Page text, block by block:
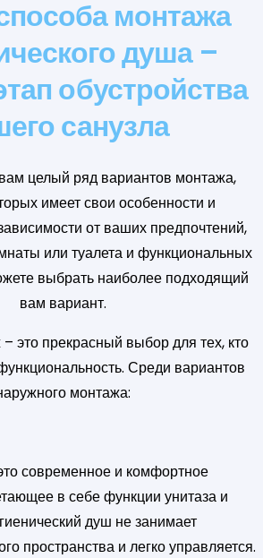
монтажа
душа –
обустройства
санузла
целый ряд вариантов монтажа,
имеет свои особенности и
от ваших предпочтений,
или туалета и функциональных
выбрать наиболее подходящий
вам вариант.
это прекрасный выбор для тех, кто
Среди вариантов
монтажа:
современное и комфортное
в себе функции унитаза и
душ не занимает
пространства и легко управляется.